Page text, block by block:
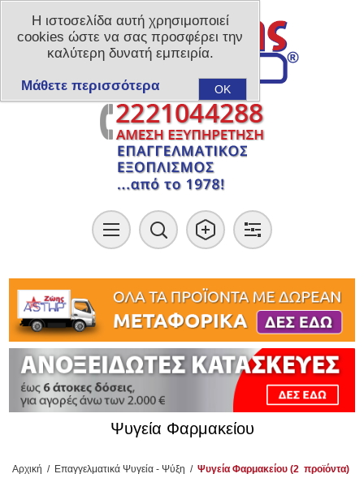
Ψυγεία Φαρμακείου
Αρχική / Επαγγελματικά Ψυγεία - Ψύξη / Ψυγεία Φαρμακείου (2 προϊόντα)
Η ιστοσελίδα αυτή χρησιμοποιεί
cookies ώστε να σας προσφέρει την
καλύτερη δυνατή εμπειρία.
OK
Μάθετε περισσότερα